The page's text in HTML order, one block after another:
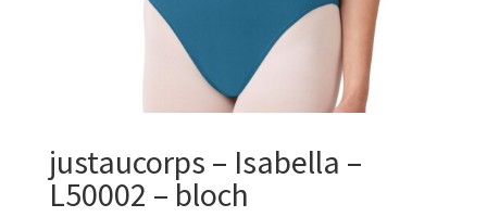
justaucorps – Isabella –
L50002 – bloch